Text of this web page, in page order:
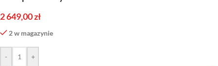
2 649,00zł
2 w magazynie
- +